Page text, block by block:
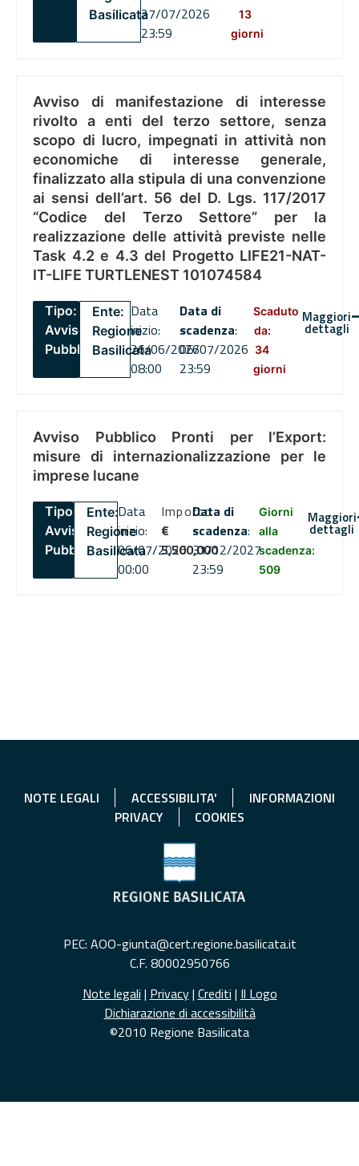
Basilicata27/07/2026
23:59
13
giorni
Avviso di manifestazione di interesse
rivolto a enti del terzo settore, senza
scopo di lucro, impegnati in attività non
economiche di interesse generale,
finalizzato alla stipula di una convenzione
ai sensi dell’art. 56 del D. Lgs. 117/2017
“Codice del Terzo Settore” per la
realizzazione delle attività previste nelle
Task 4.2 e 4.3 del Progetto LIFE21-NAT-
IT-LIFE TURTLENEST 101074584
Tipo:
Avviso
Pubblico
Ente:
Regione
Basilicata
Data
inizio:
26/06/2026
08:00
Data di
scadenza:
06/07/2026
23:59
Scaduto
da:
34
giorni
Maggiori
dettagli
Avviso Pubblico Pronti per l’Export:
misure di internazionalizzazione per le
imprese lucane
Tipo:
Avviso
Pubblico
Ente:
Regione
Basilicata
Data
inizio:
06/07/2026
00:00
Importo
€
5,500,000
Data di
scadenza:
31/12/2027
23:59
Giorni
alla
scadenza:
509
Maggiori
dettagli
NOTE LEGALI ACCESSIBILITA'
INFORMAZIONI
PRIVACY
COOKIES
PEC: AOO-giunta@cert.regione.basilicata.it
C.F. 80002950766
Note legali | Privacy| Crediti | Il Logo
Dichiarazione di accessibilità
©2010 Regione Basilicata